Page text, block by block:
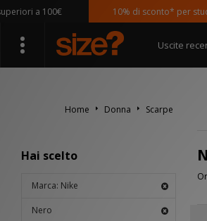
a 100€ 10% di sconto* per
Uscite
Home Donna Scarpe
Hai scelto
Marca: Nike
Nero